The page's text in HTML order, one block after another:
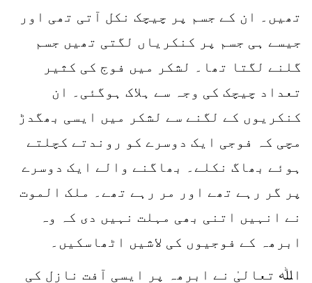
تھیں۔ ان کے جسم پر چیچک نکل آتی تھی اور
جیسے ہی جسم پر کنکریاں لگتی تھیں جسم
گلنے لگتا تھا۔ لشکر میں فوج کی کثیر
تعداد چیچک کی وجہ سے ہلاک ہوگئی۔ ان
کنکریوں کے لگنے سے لشکر میں ایسی بھگدڑ
مچی کہ فوجی ایک دوسرے کو روندتے کچلتے
ہوئے بھاگ نکلے۔ بھاگنے والے ایک دوسرے
پر گر رہے تھے اور مر رہے تھے۔ ملک الموت
نے انہیں اتنی بھی مہلت نہیں دی کہ وہ
ابرھہ کے فوجیوں کی لاشیں اٹھاسکیں۔
اﷲ تعالیٰ نے ابرھہ پر ایسی آفت نازل کی